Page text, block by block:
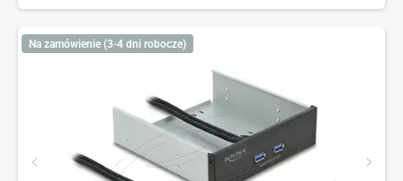
Na zamówienie (3-4 dni robocze)